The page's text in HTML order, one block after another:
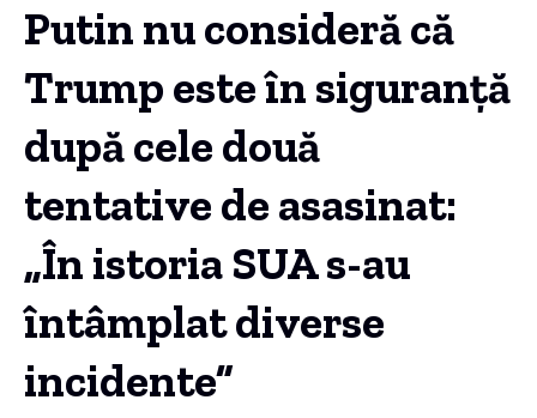
Putin nu consideră că
Trump este în siguranță
după cele două
tentative de asasinat:
„În istoria SUA s-au
întâmplat diverse
incidente”